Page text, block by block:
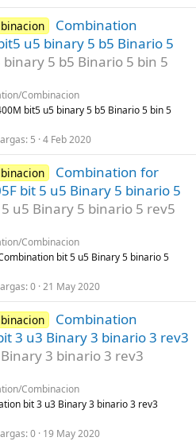
Combination
u5 binary 5 b5 Binario 5
binary 5 b5 Binario 5 bin 5
Combinacion
bit5 u5 binary 5 b5 Binario 5 bin 5
5 4 Feb 2020
Combination for
bit 5 u5 Binary 5 binario 5
u5 Binary 5 binario 5 rev5
Combinacion
bit 5 u5 Binary 5 binario 5
0 21 May 2020
Combination
3 u3 Binary 3 binario 3 rev3
3 binario 3 rev3
Combinacion
bit 3 u3 Binary 3 binario 3 rev3
0 19 May 2020